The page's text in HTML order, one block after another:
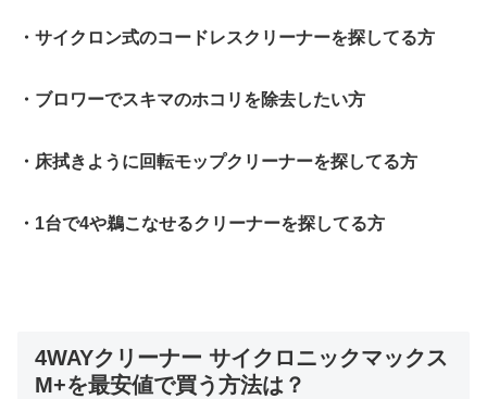
・サイクロン式のコードレスクリーナーを探してる方
・ブロワーでスキマのホコリを除去したい方
・床拭きように回転モップクリーナーを探してる方
・1台で4や鵜こなせるクリーナーを探してる方
4WAYクリーナー サイクロニックマックス
M+を最安値で買う方法は？